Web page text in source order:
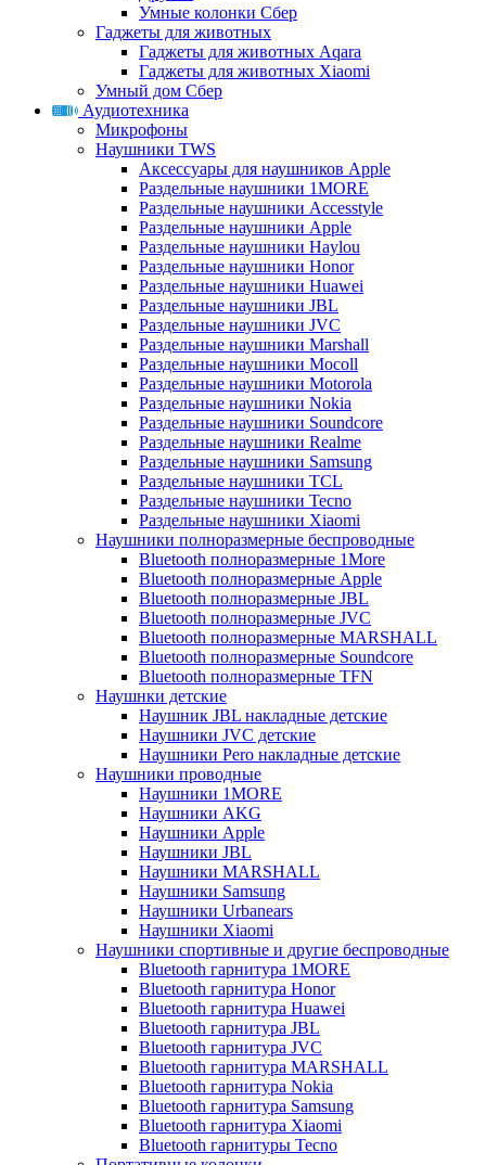
Умные колонки Сбер
Гаджеты для животных
Гаджеты для животных Aqara
Гаджеты для животных Xiaomi
Умный дом Сбер
Аудиотехника
Микрофоны
Наушники TWS
Аксессуары для наушников Apple
Раздельные наушники 1MORE
Раздельные наушники Accesstyle
Раздельные наушники Apple
Раздельные наушники Haylou
Раздельные наушники Honor
Раздельные наушники Huawei
Раздельные наушники JBL
Раздельные наушники JVC
Раздельные наушники Marshall
Раздельные наушники Mocoll
Раздельные наушники Motorola
Раздельные наушники Nokia
Раздельные наушники Soundcore
Раздельные наушники Realme
Раздельные наушники Samsung
Раздельные наушники TCL
Раздельные наушники Tecno
Раздельные наушники Xiaomi
Наушники полноразмерные беспроводные
Bluetooth полноразмерные 1More
Bluetooth полноразмерные Apple
Bluetooth полноразмерные JBL
Bluetooth полноразмерные JVC
Bluetooth полноразмерные MARSHALL
Bluetooth полноразмерные Soundcore
Bluetooth полноразмерные TFN
Наушнки детские
Наушник JBL накладные детские
Наушники JVC детские
Наушники Pero накладные детские
Наушники проводные
Наушники 1MORE
Наушники AKG
Наушники Apple
Наушники JBL
Наушники MARSHALL
Наушники Samsung
Наушники Urbanears
Наушники Xiaomi
Наушники спортивные и другие беспроводные
Bluetooth гарнитура 1MORE
Bluetooth гарнитура Honor
Bluetooth гарнитура Huawei
Bluetooth гарнитура JBL
Bluetooth гарнитура JVC
Bluetooth гарнитура MARSHALL
Bluetooth гарнитура Nokia
Bluetooth гарнитура Samsung
Bluetooth гарнитура Xiaomi
Bluetooth гарнитуры Tecno